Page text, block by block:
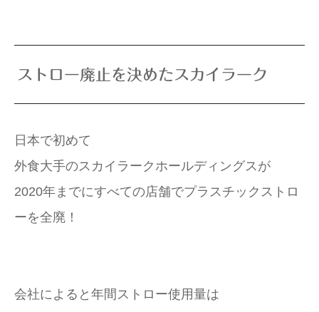
ストロー廃止を決めたスカイラーク
日本で初めて
外食大手のスカイラークホールディングスが
2020年までにすべての店舗でプラスチックストロ
ーを全廃！
会社によると年間ストロー使用量は